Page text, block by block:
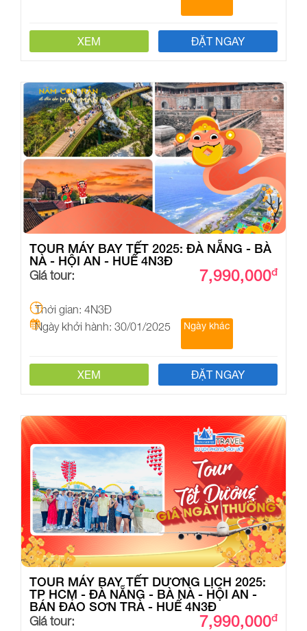
XEM ĐẶT NGAY
TOUR MÁY BAY TẾT 2025: ĐÀ NẴNG - BÀ
NÀ - HỘI AN - HUẾ 4N3Đ
Giá tour: 7,990,000đ
Thời gian: 4N3Đ
Ngày khởi hành: 30/01/2025
Ngày khác
XEM ĐẶT NGAY
TOUR MÁY BAY TẾT DƯƠNG LỊCH 2025:
TP HCM - ĐÀ NẴNG - BÀ NÀ - HỘI AN -
BÁN ĐẢO SƠN TRÀ - HUẾ 4N3Đ
Giá tour: 7,990,000đ